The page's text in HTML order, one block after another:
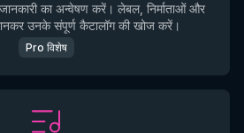
का अन्वेषण करें। लेबल, निर्माताओं और
उनके संपूर्ण कैटालॉग की खोज करें।
Pro विशेष